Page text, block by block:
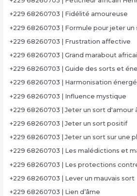
+229 68260703 | Fidélité amoureuse
+229 68260703 | Formule pour jeter un
+229 68260703 | Frustration affective
+229 68260703 | Grand marabout
+229 68260703 | Guide des sorts et
+229 68260703 | Harmonisation
+229 68260703 | Influence mystique
+229 68260703 | Jeter un sort d'amour
+229 68260703 | Jeter un sort positif
+229 68260703 | Jeter un sort sur une
+229 68260703 | Les malédictions et
+229 68260703 | Les protections
+229 68260703 | Lever un mauvais sort
+229 68260703 | Lien d’âme